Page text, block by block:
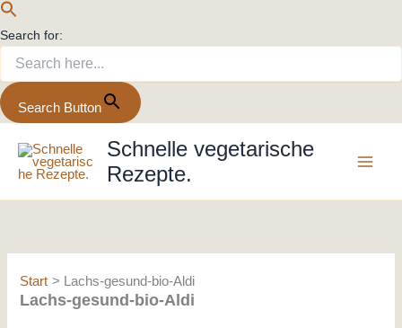
Search for:
Search Button
Inhalt
springen
Schnelle vegetarische
Rezepte.
Start Lachs-gesund-bio-Aldi
Lachs-gesund-bio-Aldi